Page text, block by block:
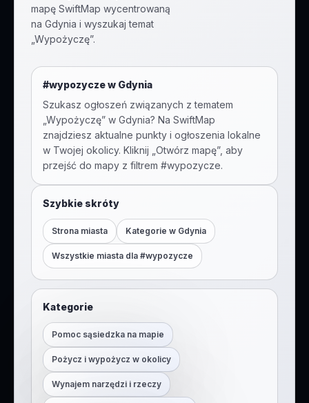
mapę SwiftMap wycentrowaną
na Gdynia i wyszukaj temat
„Wypożyczę”.
#wypozyczew Gdynia
Szukasz ogłoszeń związanych z tematem
Wypożyczę” w Gdynia? Na SwiftMap
znajdziesz aktualne punkty i ogłoszenia lokalne
w Twojej okolicy. Kliknij „Otwórz mapę”, aby
przejść do mapy z filtrem #wypozycze.
Szybkie skróty
Strona miasta Kategorie w Gdynia
Wszystkie miasta dla #wypozycze
Kategorie
Pomoc sąsiedzka na mapie
Pożycz i wypożycz w okolicy
Wynajem narzędzi i rzeczy